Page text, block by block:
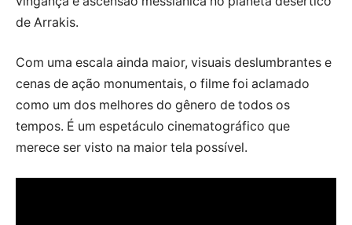
de Arrakis.
Com uma escala ainda maior, visuais deslumbrantes e
cenas de ação monumentais, o filme foi aclamado
como um dos melhores do gênero de todos os
tempos. É um espetáculo cinematográfico que
merece ser visto na maior tela possível.